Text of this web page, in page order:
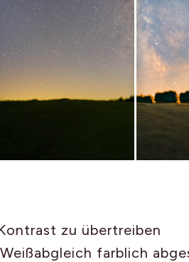
zu übertreiben
farblich